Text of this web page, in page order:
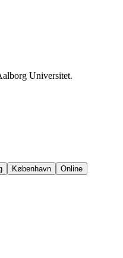
Universitet.
København Online